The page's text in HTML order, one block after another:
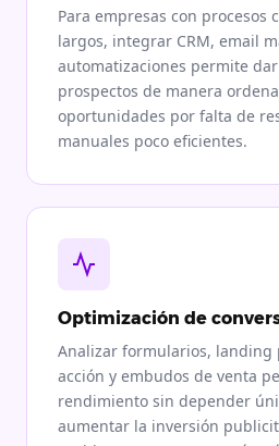
Para empresas con procesos
largos, integrar CRM, email
automatizaciones permite
prospectos de manera
oportunidades por falta de
manuales poco eficientes.
Optimización de
Analizar formularios, landing
acción y embudos de venta
rendimiento sin depender
aumentar la inversión